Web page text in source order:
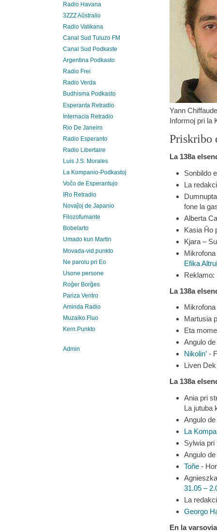
Yann
Informoj pri la
Priskribo
La 138a
Sonbildo
La
fone la
Alberta
Kasia Ĥo
Kjara –
Efika
Reklamo:
La 138a
Martusia
Eta
Angulo de
Nikolin’ -
Liven
La 138a
Ania pri
La jutuba
Angulo de
La
Sylwia pri
Angulo
Toñe -
31.05 –
La
Georgo
En la
Radio Havana
3ZZZ Aŭstralio
Radio Vatikana
Canal Sud Tuluzo FM
Canal Sud Podkaste
Argentina Podkasto
Radio Frei
Radio Verda
Budhisma Podkasto
Esperanta Retradio
Internacia Retradio
Rio De Janeiro
Radio Esperanto
Radio Libertaire
Luis J.S. Morales
La Kompanio-Podkastoj
Voĉo de Esperantujo
IRo Retradio
Novaĵoj de Japanio
Filozofumante
Bobelarto
Umado kun Martin
Movada-vid.punkto
Ne parolu pri Eo
Usone persone
Roĝer Borĝes
Pariza Ventro
Aminda Radio
Muzaiko.Fluo
Kern.Punkto
Admin